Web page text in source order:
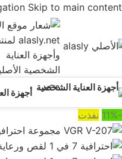
Skip to main content
أجهزة
-11% نفذت